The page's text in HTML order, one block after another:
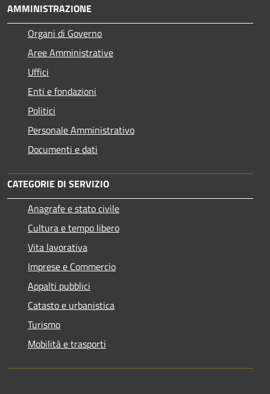
AMMINISTRAZIONE
Organi di Governo
Aree Amministrative
Uffici
Enti e fondazioni
Politici
Personale Amministrativo
Documenti e dati
CATEGORIE DI SERVIZIO
Anagrafe e stato civile
Cultura e tempo libero
Vita lavorativa
Imprese e Commercio
Appalti pubblici
Catasto e urbanistica
Turismo
Mobilità e trasporti